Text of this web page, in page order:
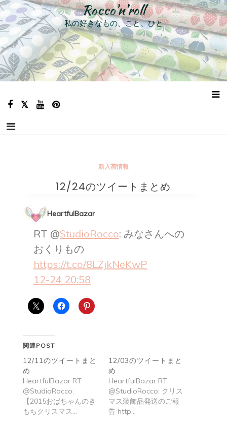
コ
テ
ツ
へ
ス
キ
Rocco’n’roll
私の好きなもの、こと、ひと
新入荷情報
12/24のツイートまとめ
HeartfulBazar
RT @StudioRocco: みなさんへの
おくりもの
https://t.co/8LZjkNeKwP
12-24 20:58
関連POST
12/11のツイートまと
め
HeartfulBazar RT
@StudioRocco:
【2015おばちゃんのき
もちクリスマス…
12/03のツイートまと
め
HeartfulBazar RT
@StudioRocco: クリス
マス装飾品発送のご報
告 http…